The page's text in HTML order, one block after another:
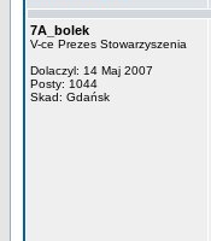
7A_bolek
V-ce Prezes Stowarzyszenia
Dolaczyl: 14 Maj 2007
Posty: 1044
Skad: Gdańsk